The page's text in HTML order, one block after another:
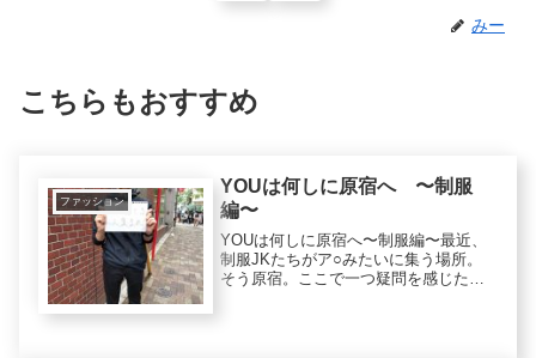
みー
こちらもおすすめ
ファッション
YOUは何しに原宿へ 〜制服
編〜
YOUは何しに原宿へ〜制服編〜最近、
制服JKたちがア○みたいに集う場所。
そう原宿。ここで一つ疑問を感じた。